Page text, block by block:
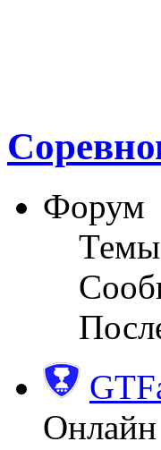
Форум
Темы
Онлайн